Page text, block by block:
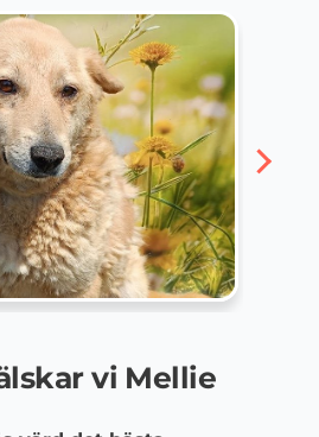
vi Mellie